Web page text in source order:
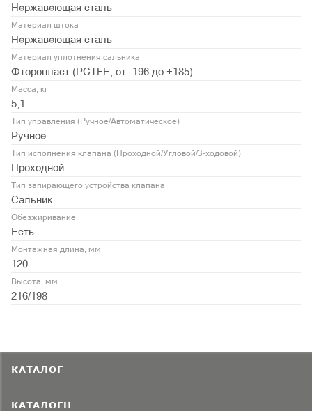
Нержавеющая сталь
Материал штока
Нержавеющая сталь
Материал уплотнения сальника
Фторопласт (PСTFE, от -196 до +185)
Масса, кг
5,1
Тип управления (Ручное/Автоматическое)
Ручное
Тип исполнения клапана (Проходной/Угловой/3-ходовой)
Проходной
Тип запирающего устройства клапана
Сальник
Обезжиривание
Есть
Монтажная длина, мм
120
Высота, мм
216/198
КАТАЛОГ
КАТАЛОГИ